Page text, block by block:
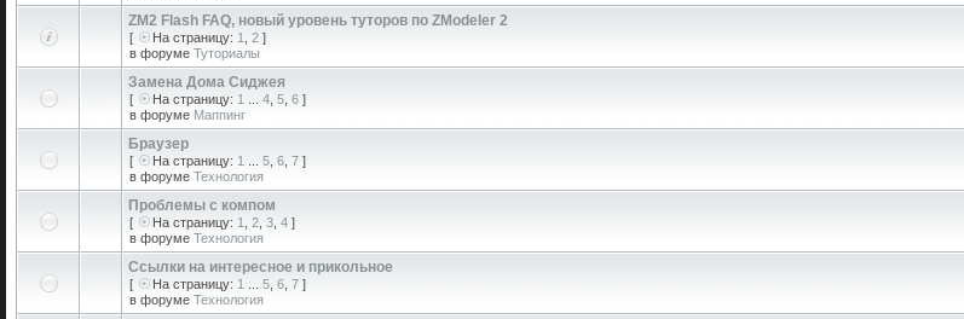
ZM2 Flash FAQ, новый уровень туторов по ZModeler 2
[ На страницу: 1 2 ]
в форуме Туториалы
Замена Дома Сиджея
[ На страницу: 1 4 5 6 ]
в форуме Маппинг
Браузер
[ На страницу: 1 5 6 7 ]
в форуме Технология
Проблемы с компом
[ На страницу: 1 2 3 4 ]
в форуме Технология
Ссылки на интересное и прикольное
[ На страницу: 1 5 6 7 ]
в форуме Технология